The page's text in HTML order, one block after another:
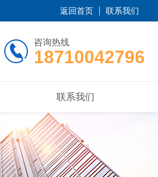
返回首页 联系我们
咨询热线
18710042796
联系我们